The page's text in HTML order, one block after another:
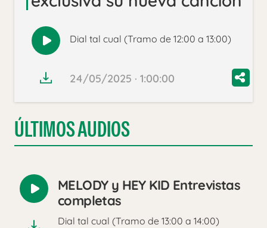
Reproducir
audio
Dial tal cual (Tramo de 12:00 a 13:00)
24/05/2025 · 1:00:00
ÚLTIMOS AUDIOS
Reproducir
audio
MELODY y HEY KID Entrevistas
completas
Dial tal cual (Tramo de 13:00 a 14:00)